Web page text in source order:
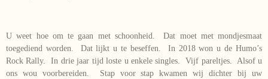
U weet hoe om te gaan met schoonheid. Dat moet met mondjesmaat
toegediend worden. Dat lijkt u te beseffen. In 2018 won u de Humo’s
Rock Rally. In drie jaar tijd loste u enkele singles. Vijf pareltjes. Alsof u
ons wou voorbereiden. Stap voor stap kwamen wij dichter bij uw